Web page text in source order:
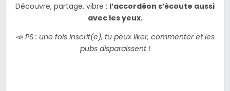
Découvre, partage, vibre : l’accordéon s’écoute aussi
avec les yeux.
📣 PS : une fois inscrit(e), tu peux liker, commenter et les
pubs disparaissent !